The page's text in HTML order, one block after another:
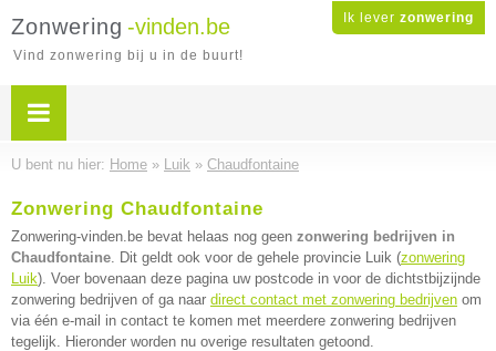
Ik lever zonwering
Zonwering -vinden.be
Vind zonwering bij u in de buurt!
U bent nu hier: Home » Luik » Chaudfontaine
Zonwering Chaudfontaine
Zonwering-vinden.be bevat helaas nog geen zonwering bedrijven in
Chaudfontaine. Dit geldt ook voor de gehele provincie Luik (zonwering
Luik). Voer bovenaan deze pagina uw postcode in voor de dichtstbijzijnde
zonwering bedrijven of ga naar direct contact met zonwering bedrijven om
via één e-mail in contact te komen met meerdere zonwering bedrijven
tegelijk. Hieronder worden nu overige resultaten getoond.